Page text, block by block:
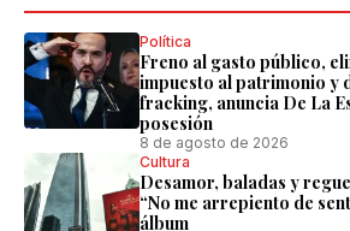
Política
Freno al gasto público,
impuesto al patrimonio y
fracking, anuncia De La
posesión
8 de agosto de 2026
Cultura
Desamor, baladas y
“No me arrepiento de
álbum